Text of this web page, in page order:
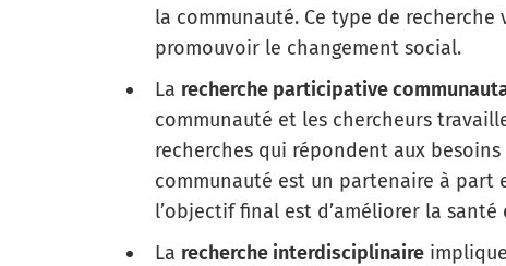
la communauté. Ce type de
promouvoir le changement social.
La recherche participative
communauté et les chercheurs
recherches qui répondent aux
communauté est un partenaire à part
l’objectif final est d’améliorer la
La recherche interdisciplinaire